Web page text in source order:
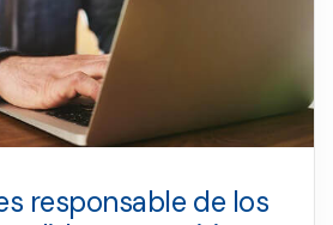
responsable de los